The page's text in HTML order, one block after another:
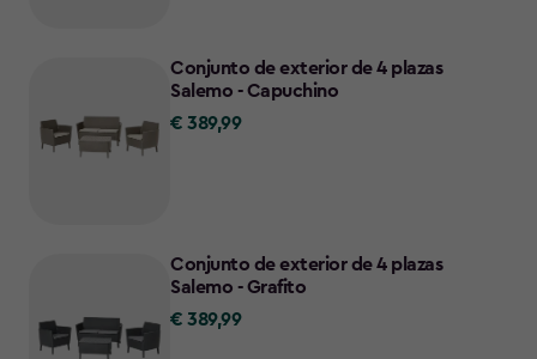
Conjunto de exterior de 4 plazas
Salemo - Capuchino
€
€ 389,99
Conjunto de exterior de 4 plazas
Salemo - Grafito
€
€ 389,99